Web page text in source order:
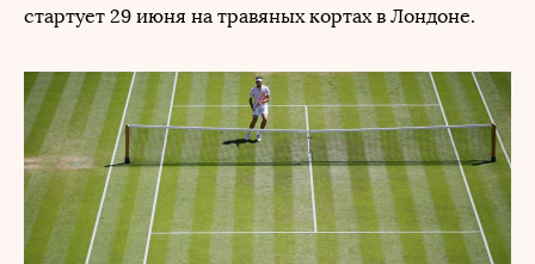
стартует 29 июня на травяных кортах в Лондоне.